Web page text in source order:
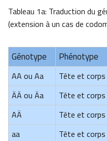
Génotype Phénotype
Tableau 1a: Traduction du
(extension à un cas de
AA ou Aa
Tête et corps
ÄÄ ou Äa
Tête et
AÄ
Tête et
aa
Tête et corps